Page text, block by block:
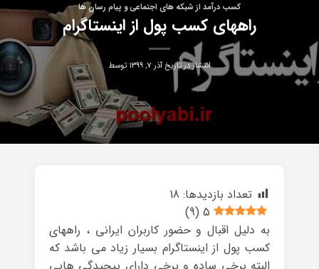
کسب درآمد از شبکه های اجتماعی و پیام رسان ها
راههای کسب پول از اینستاگرام
انتشار در تاریخآذر ۷, ۱۳۹۹ توسط
تعداد بازدیدها: 18
5
(
9
)
به دلیل اقبال و حضور کاربران ایرانی ، راههای
کسب پول از اینستاگرام بسیار زیاد می باشد که